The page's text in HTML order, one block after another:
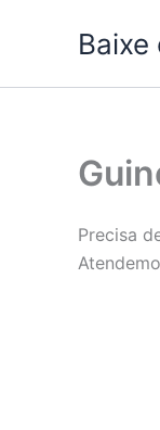
Baixe
Precisa